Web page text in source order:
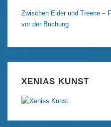
Zwischen Eider und Treene –
vor der Buchung
XENIAS KUNST